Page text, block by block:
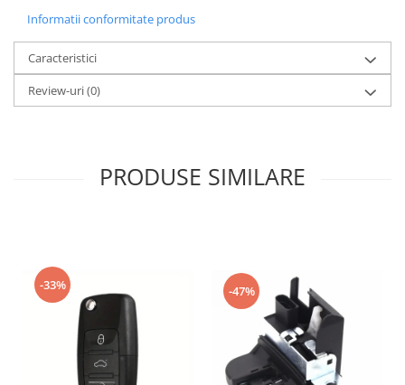
Informatii conformitate produs
Caracteristici
Review-uri(0)
PRODUSE SIMILARE
-33% -47%